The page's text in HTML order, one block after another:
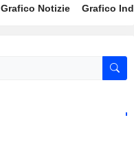
Grafico Notizie Grafico